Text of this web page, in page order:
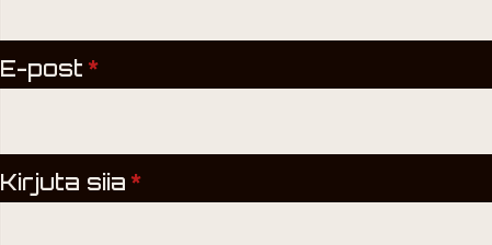
E-post *
Kirjuta siia *